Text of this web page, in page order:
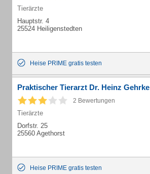
Tierärzte
Hauptstr. 4
25524 Heiligenstedten
Heise PRIME gratis testen
Praktischer Tierarzt Dr. Heinz Gehrke
2 Bewertungen
Tierärzte
Dorfstr. 25
25560 Agethorst
Heise PRIME gratis testen